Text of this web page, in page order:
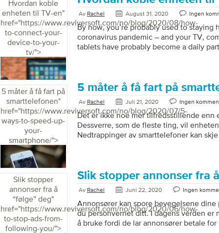
følsomhetsproblemer i Windows La oss
mikrofølsomhetsproblemet kommer i
sak som mange mennesker som deg står
systeminnstillinger fører til problemer
Windows-datamaskinen. Problem med
også oppstå […]
Hvordan koble
enheten til TV-en"
href="https://www.reviversoft.com/no/blog/2020/08/how-
to-connect-your-
device-to-your-
tv/">
Av Rachel August 31, 2020 Ingen
By now, you’re probably used to staying
coronavirus pandemic – and your TV,
tablets have probably become a daily
an online class on a larger screen…
your computer, tablet, or phone to your
think. Most importantly, […]
5 måter å få fart på
smarttelefonen"
href="https://www.reviversoft.com/no/blog/2020/07/5-
ways-to-speed-up-
your-
smartphone/">
5 måter å få fart på
Av Rachel Juli 21, 2020 Ingen
Det er ikke noe mer tilfredsstillende enn
Dessverre, som de fleste ting, vil
Nedtrappinger av smarttelefoner kan
nytt Det første er først. Mange av oss
våre; over tid, som kan føre til
smarttelefonen på nytt iPhone […]
Slik stopper
annonser fra å
“følge” deg"
href="https://www.reviversoft.com/no/blog/2020/06/how-
to-stop-ads-from-
following-you/">
Slik stopper annonser fra
Av Rachel Juni 22, 2020 Ingen
Annonsører kan spore bevegelsene
du personvernet ditt. I dagens verden er
å bruke fordi de lar annonsører betale for